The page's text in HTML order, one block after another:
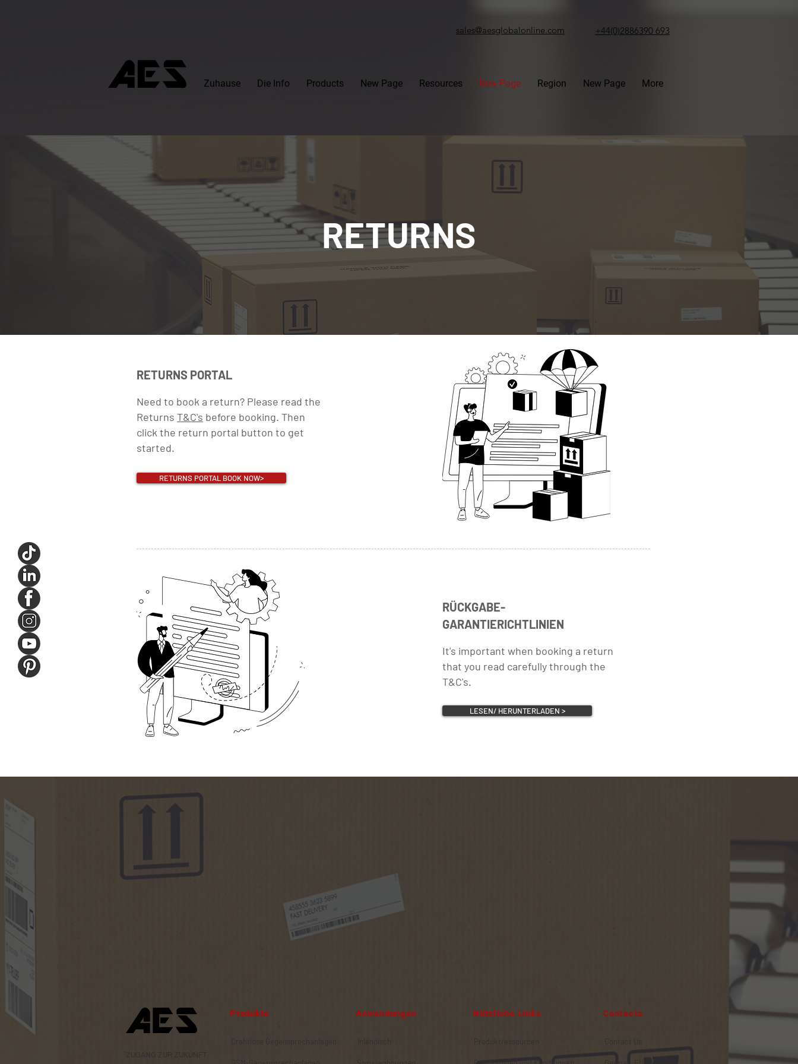
sales@aesglobalonline.com +44(0)2886390 693
Zuhause Die Info Products New Page Resources New Page Region New Page More
RETURNS
RETURNS PORTAL
Need to book a return? Please read the
Returns T&C's before booking. Then
click the return portal button to get
started.
RETURNS PORTAL BOOK NOW>
RÜCKGABE-
GARANTIERICHTLINIEN
It's important when booking a return
that you read carefully through the
T&C's.
LESEN/ HERUNTERLADEN >
Produkte
Drahtlose Gegensprechanlagen
ZUGANG ZUR ZUKUNFT
Anwendungen Nützliche Links Contacts